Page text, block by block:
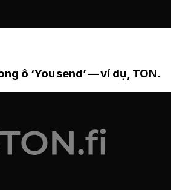
ô ‘You send’ — ví dụ, TON.